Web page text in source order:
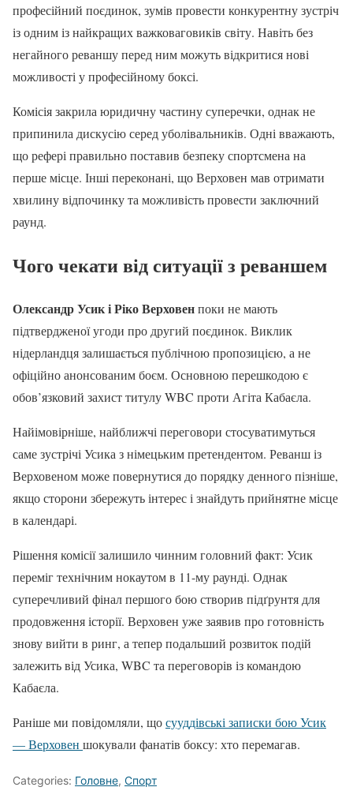
професійний поєдинок, зумів провести конкурентну зустріч
із одним із найкращих важковаговиків світу. Навіть без
негайного реваншу перед ним можуть відкритися нові
можливості у професійному боксі.
Комісія закрила юридичну частину суперечки, однак не
припинила дискусію серед уболівальників. Одні вважають,
що рефері правильно поставив безпеку спортсмена на
перше місце. Інші переконані, що Верховен мав отримати
хвилину відпочинку та можливість провести заключний
раунд.
Чого чекати від ситуації з реваншем
Олександр Усик і Ріко Верховенпоки не мають
підтвердженої угоди про другий поєдинок. Виклик
нідерландця залишається публічною пропозицією, а не
офіційно анонсованим боєм. Основною перешкодою є
обов’язковий захист титулу WBC проти Агіта Кабаєла.
Найімовірніше, найближчі переговори стосуватимуться
саме зустрічі Усика з німецьким претендентом. Реванш із
Верховеном може повернутися до порядку денного пізніше,
якщо сторони збережуть інтерес і знайдуть прийнятне місце
в календарі.
Рішення комісії залишило чинним головний факт: Усик
переміг технічним нокаутом в 11-му раунді. Однак
суперечливий фінал першого бою створив підґрунтя для
продовження історії. Верховен уже заявив про готовність
знову вийти в ринг, а тепер подальший розвиток подій
залежить від Усика, WBC та переговорів із командою
Кабаєла.
Раніше ми повідомляли, щосууддівські записки бою Усик
— Верховен шокували фанатів боксу: хто перемагав.
Categories: Головне, Спорт